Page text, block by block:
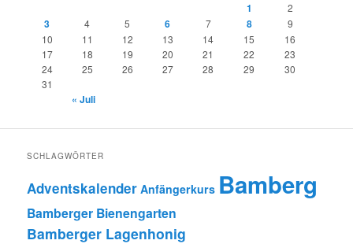
1
2
3 4 5 6 7 8
9
10
11 12 13 14 15
16
17
18 19 20 21 22
23
24
25 26 27 28 29
30
31
« Juli
SCHLAGWÖRTER
Adventskalender Anfängerkurs Bamberg
Bamberger Bienengarten
Bamberger Lagenhonig